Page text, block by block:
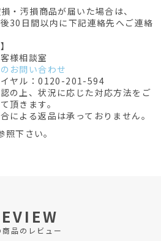
・汚損商品が届いた場合は、
30日間以内に下記連絡先へご連絡
様相談室
お問い合わせ
イヤル：0120-201-594
の上、状況に応じた対応方法をご
頂きます。
による返品は承っておりません。
照下さい。
商品のレビュー